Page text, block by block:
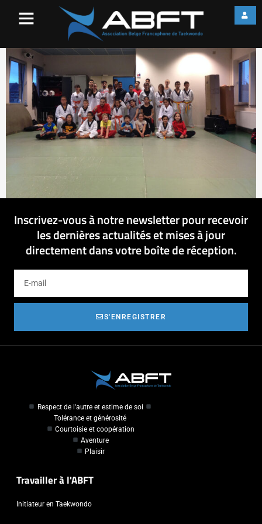
Inscrivez-vous à notre newsletter pour recevoir
les dernières actualités et mises à jour
directement dans votre boîte de réception.
S'ENREGISTRER
Respect de l'autre et estime de soi
Tolérance et générosité
Courtoisie et coopération
Aventure
Plaisir
Travailler à l'ABFT
Initiateur en Taekwondo